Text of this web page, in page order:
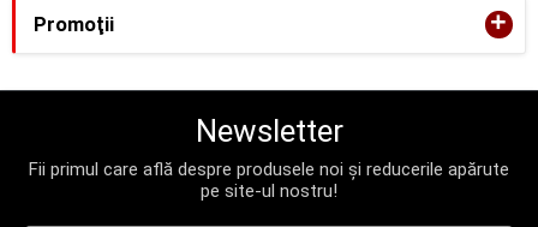
Promoţii +
Newsletter
Fii primul care află despre produsele noi și reducerile apărute
pe site-ul nostru!